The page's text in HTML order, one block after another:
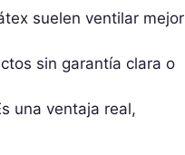
suelen ventilar mejor
sin garantía clara o
una ventaja real,